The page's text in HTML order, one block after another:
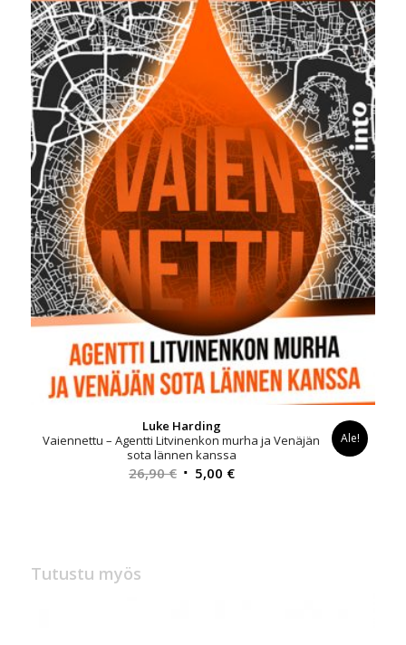
Luke Harding
Vaiennettu – Agentti Litvinenkon murha ja Venäjän
sota lännen kanssa
26,90€ Alkuperäinen
5,00 €Nykyinen
Ale!
Tutustu myös